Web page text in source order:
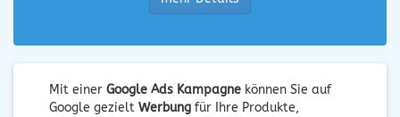
Mit einer Google Ads Kampagne können Sie auf
Google gezielt Werbung für Ihre Produkte,